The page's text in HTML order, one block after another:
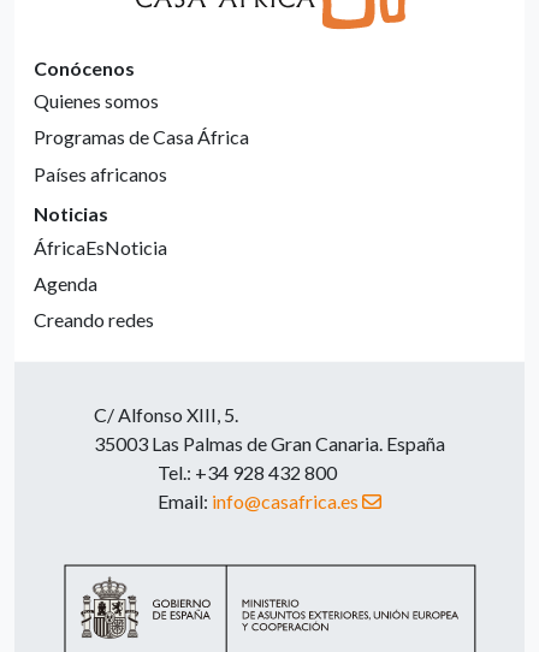
Conócenos
Quienes somos
Programas de Casa África
Países africanos
Noticias
ÁfricaEsNoticia
Agenda
Creando redes
C/ Alfonso XIII, 5.
35003 Las Palmas de Gran Canaria. España
Tel.: +34 928 432 800
Email: info@casafrica.es